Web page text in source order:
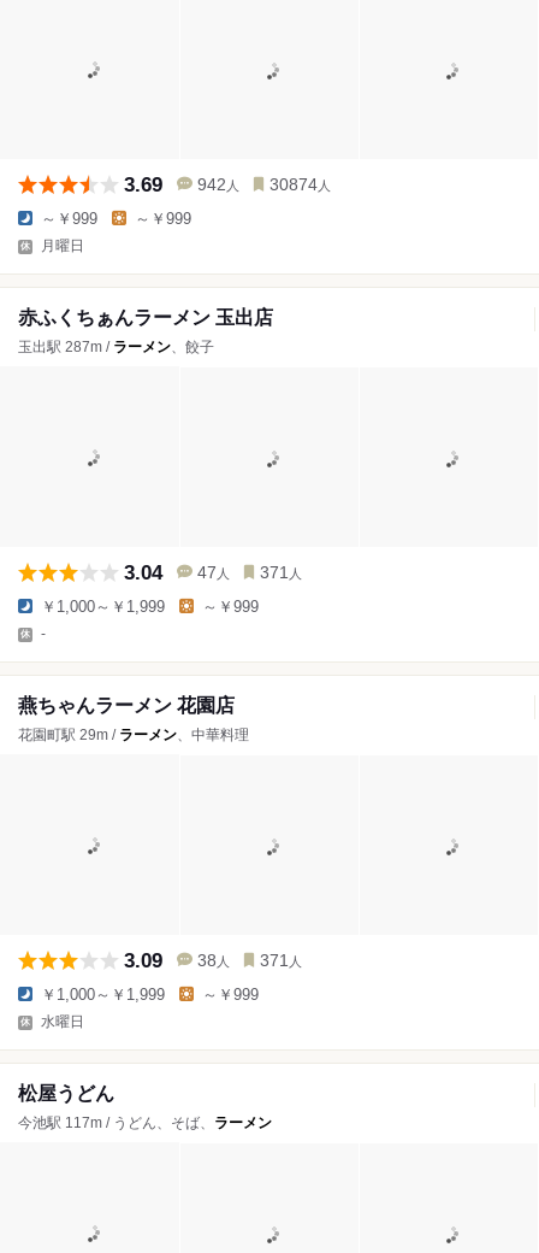
3.69 942 人 30874 人
～￥999 ～￥999
月曜日
赤ふくちぁんラーメン 玉出店
玉出駅 287m / ラーメン、餃子
3.04 47 人 371 人
￥1,000～￥1,999 ～￥999
-
燕ちゃんラーメン 花園店
花園町駅 29m / ラーメン、中華料理
3.09 38 人 371 人
￥1,000～￥1,999 ～￥999
水曜日
松屋うどん
今池駅 117m / うどん、そば、 ラーメン